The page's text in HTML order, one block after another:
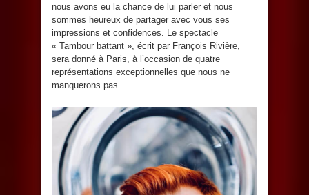
nous avons eu la chance de lui parler et nous
sommes heureux de partager avec vous ses
impressions et confidences. Le spectacle
« Tambour battant », écrit par François Rivière,
sera donné à Paris, à l’occasion de quatre
représentations exceptionnelles que nous ne
manquerons pas.